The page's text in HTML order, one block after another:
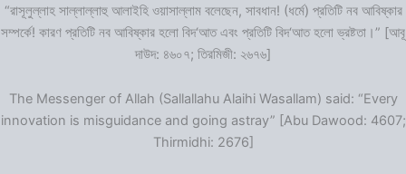
“রাসূলুল্লাহ সাল্লাল্লাহু আলাইহি ওয়াসাল্লাম বলেছেন, সাবধান! (ধর্মে) প্রতিটি নব আবিষ্কার
সম্পর্কে! কারণ প্রতিটি নব আবিষ্কার হলো বিদ‘আত এবং প্রতিটি বিদ‘আত হলো ভ্রষ্টতা।” [আবূ
দাউদ: ৪৬০৭; তিরমিজী: ২৬৭৬]
The Messenger of Allah (Sallallahu Alaihi Wasallam) said: “Every
innovation is misguidance and going astray” [Abu Dawood: 4607;
Thirmidhi: 2676]